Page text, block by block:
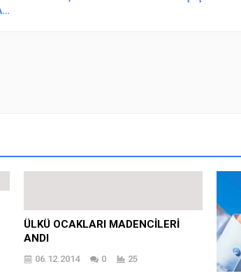
ÜLKÜ OCAKLARI MADENCİLERİ
ANDI
06.12.2014 0 25